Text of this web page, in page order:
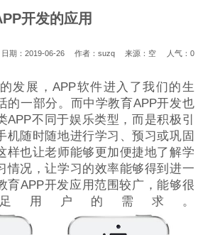
开发的应用
日期：2019-06-26 作者：suzq 来源：空 人气： 0
发展，APP软件进入了我们的生
的一部分。而中学教育APP开发也
APP不同于娱乐类型，而是积极引
机随时随地进行学习、预习或巩固
样也让老师能够更加便捷地了解学
情况，让学习的效率能够得到进一
育APP开发应用范围较广，能够很
用户的需求。